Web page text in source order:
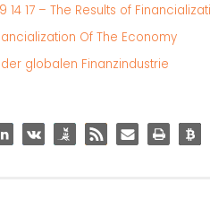
14 17 – The Results of
Of The Economy
globalen Finanzindustrie